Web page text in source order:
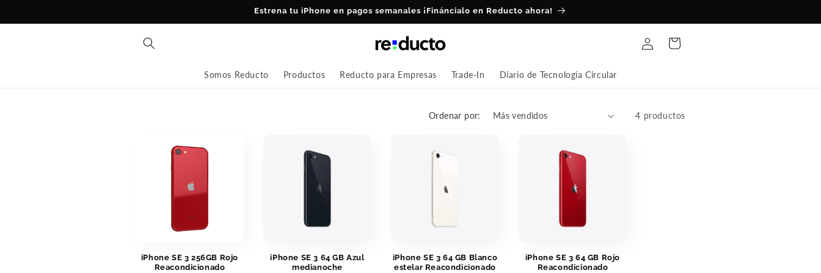
al contenido
Estrena tu iPhone en pagos semanales ¡Fináncialo en Reducto ahora!
Somos Reducto Productos Reducto para Empresas Trade-In Diario de Tecnología Circular
sesión
Carrito
Ordenar por: 4 productos
iPhone SE 3 256GB Rojo
Reacondicionado
iPhone SE 3 64 GB Azul
medianoche
iPhone SE 3 64 GB Blanco
estelar Reacondicionado
iPhone SE 3 64 GB Rojo
Reacondicionado